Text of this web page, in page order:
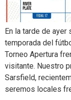
En la tarde de
temporada del
Torneo Apertura
visitante. Nuestro
Sarsfield,
seremos locales